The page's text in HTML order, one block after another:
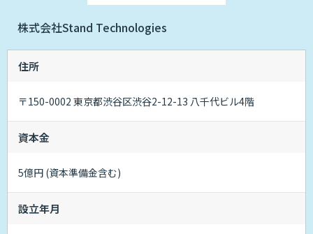
株式会社Stand Technologies
住所
〒150-0002 東京都渋谷区渋谷2-12-13 八千代ビル4階
資本金
5億円 (資本準備金含む)
設立年月